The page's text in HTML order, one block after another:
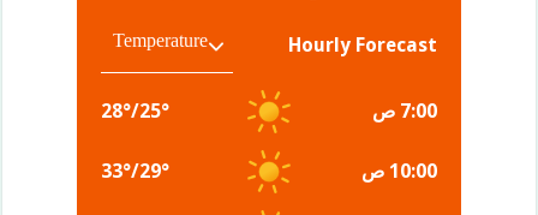
Hourly Forecast
7:00 ص 25°
/
28°
10:00 ص 29°
/
33°